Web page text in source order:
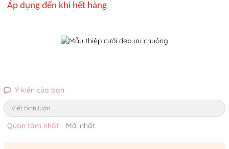
Áp dụng đến khi hết hàng
Ý kiến của bạn
Viết bình luận ...
Quan tâm nhất Mới nhất